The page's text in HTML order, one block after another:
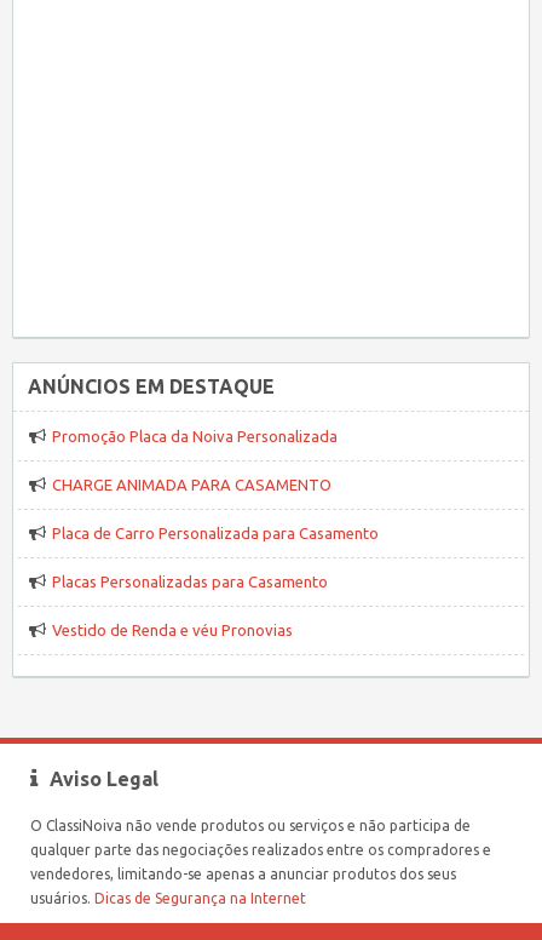
ANÚNCIOS EM DESTAQUE
Promoção Placa da Noiva Personalizada
CHARGE ANIMADA PARA CASAMENTO
Placa de Carro Personalizada para Casamento
Placas Personalizadas para Casamento
Vestido de Renda e véu Pronovias
Aviso Legal
O ClassiNoiva não vende produtos ou serviços e não participa de
qualquer parte das negociações realizados entre os compradores e
vendedores, limitando-se apenas a anunciar produtos dos seus
usuários. Dicas de Segurança na Internet